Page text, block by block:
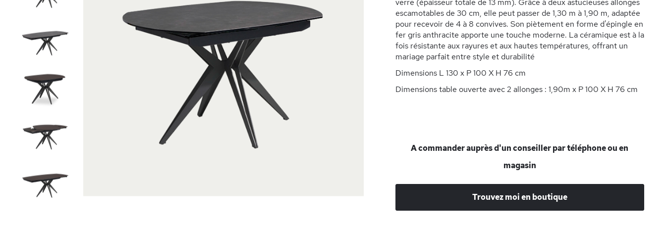
escamotables de 30 cm, elle peut passer de 1,30 m à 1,90 m, adaptée
pour recevoir de 4 à 8 convives. Son piètement en forme d'épingle en
fer gris anthracite apporte une touche moderne. La céramique est à la
fois résistante aux rayures et aux hautes températures, offrant un
mariage parfait entre style et durabilité
Dimensions L 130 x P 100 X H 76 cm
Dimensions table ouverte avec 2 allonges : 1,90m x P 100 X H 76 cm
A commander auprès d'un conseiller par téléphone ou en
magasin
Trouvez moi en boutique